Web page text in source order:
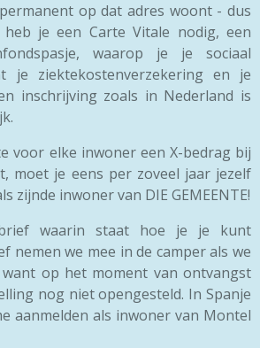
op dat adres woont - dus
je een Carte Vitale nodig, een
waarop je je sociaal
je ziektekostenverzekering en je
inschrijving zoals in Nederland is
voor elke inwoner een X-bedrag bij
moet je eens per zoveel jaar jezelf
zijnde inwoner van DIE GEMEENTE!
waarin staat hoe je je kunt
nemen we mee in de camper als we
want op het moment van ontvangst
nog niet opengesteld. In Spanje
aanmelden als inwoner van Montel